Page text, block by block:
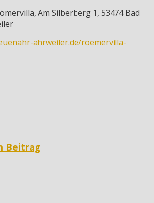
Am Silberberg 1, 53474 Bad
ahrweiler.de/roemervilla-
Beitrag